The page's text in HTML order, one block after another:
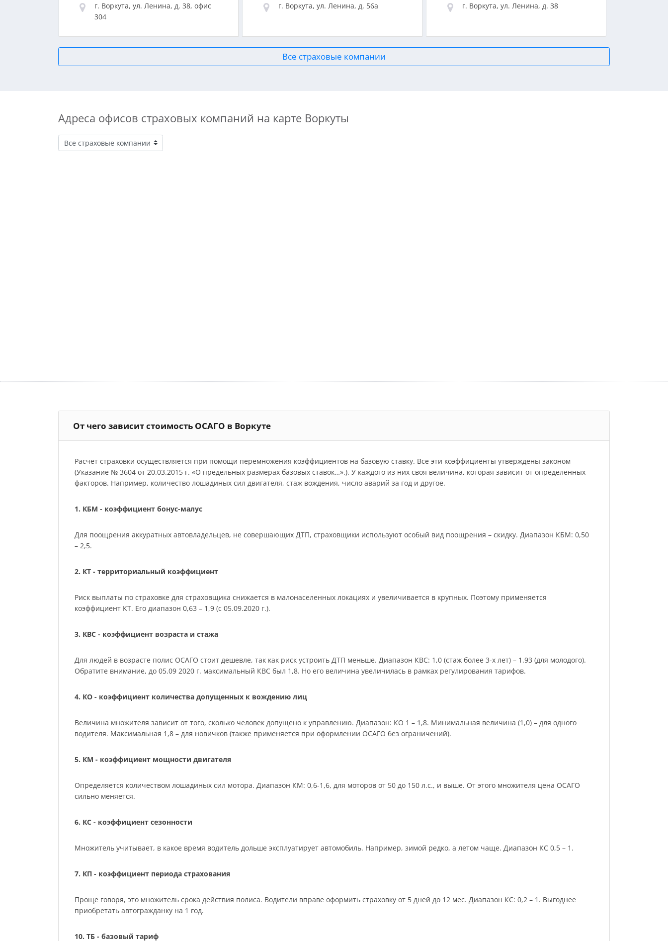
г. Воркута, ул. Ленина, д. 38, офис
304
г. Воркута, ул. Ленина, д. 56а
г. Воркута, ул. Ленина, д. 38
Все страховые компании
Адреса офисов страховых компаний на карте Воркуты
От чего зависит стоимость ОСАГО в Воркуте
Расчет страховки осуществляется при помощи перемножения коэффициентов на базовую ставку. Все эти коэффициенты утверждены законом
(Указание № 3604 от 20.03.2015 г. «О предельных размерах базовых ставок…».). У каждого из них своя величина, которая зависит от определенных
факторов. Например, количество лошадиных сил двигателя, стаж вождения, число аварий за год и другое.
1. КБМ - коэффициент бонус-малус
Для поощрения аккуратных автовладельцев, не совершающих ДТП, страховщики используют особый вид поощрения – скидку. Диапазон КБМ: 0,50
– 2,5.
2. КТ - территориальный коэффициент
Риск выплаты по страховке для страховщика снижается в малонаселенных локациях и увеличивается в крупных. Поэтому применяется
коэффициент КТ. Его диапазон 0,63 – 1,9 (с 05.09.2020 г.).
3. КВС - коэффициент возраста и стажа
Для людей в возрасте полис ОСАГО стоит дешевле, так как риск устроить ДТП меньше. Диапазон КВС: 1,0 (стаж более 3-х лет) – 1.93 (для молодого).
Обратите внимание, до 05.09 2020 г. максимальный КВС был 1,8. Но его величина увеличилась в рамках регулирования тарифов.
4. КО - коэффициент количества допущенных к вождению лиц
Величина множителя зависит от того, сколько человек допущено к управлению. Диапазон: КО 1 – 1,8. Минимальная величина (1,0) – для одного
водителя. Максимальная 1,8 – для новичков (также применяется при оформлении ОСАГО без ограничений).
5. КМ - коэффициент мощности двигателя
Определяется количеством лошадиных сил мотора. Диапазон КМ: 0,6-1,6, для моторов от 50 до 150 л.с., и выше. От этого множителя цена ОСАГО
сильно меняется.
6. КС - коэффициент сезонности
Множитель учитывает, в какое время водитель дольше эксплуатирует автомобиль. Например, зимой редко, а летом чаще. Диапазон КС 0,5 – 1.
7. КП - коэффициент периода страхования
Проще говоря, это множитель срока действия полиса. Водители вправе оформить страховку от 5 дней до 12 мес. Диапазон КС: 0,2 – 1. Выгоднее
приобретать автогражданку на 1 год.
10. ТБ - базовый тариф